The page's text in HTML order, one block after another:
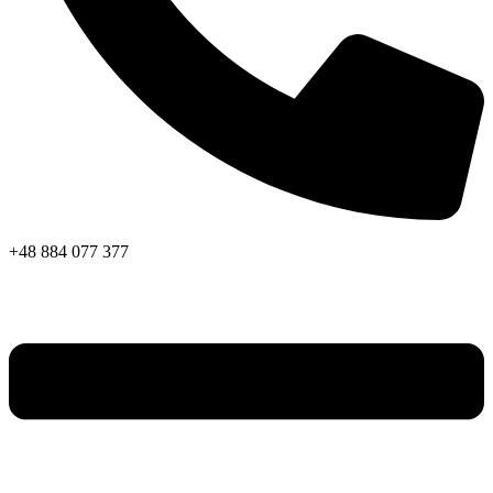
+48 884 077 377